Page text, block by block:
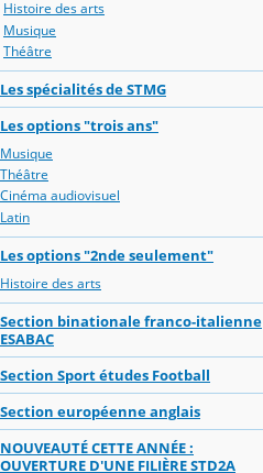
Histoire des arts
Musique
Théâtre
Les spécialités de STMG
Les options "trois ans"
Musique
Théâtre
Cinéma audiovisuel
Latin
Les options "2nde seulement"
Histoire des arts
Section binationale franco-italienne
ESABAC
Section Sport études Football
Section européenne anglais
NOUVEAUTÉ CETTE ANNÉE :
OUVERTURE D'UNE FILIÈRE STD2A